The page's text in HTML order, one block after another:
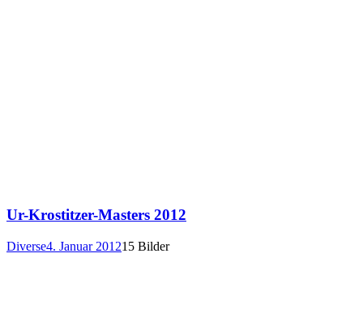
Ur-Krostitzer-Masters 2012
Diverse4. Januar 201215 Bilder